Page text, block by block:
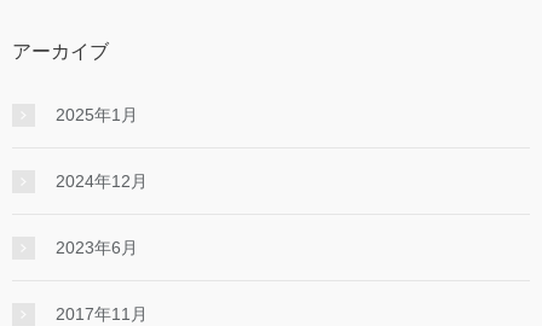
アーカイブ
2025年1月
2024年12月
2023年6月
2017年11月